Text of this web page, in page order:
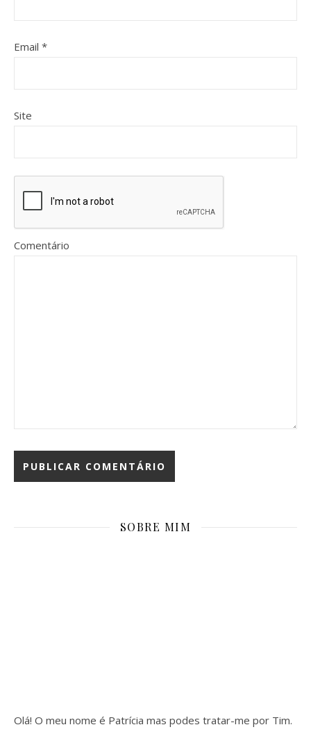
Email *
Site
Comentário
SOBRE MIM
Olá! O meu nome é Patrícia mas podes tratar-me por Tim.